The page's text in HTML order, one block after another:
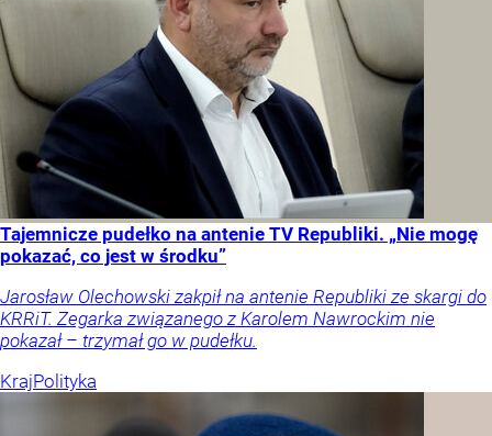
Tajemnicze pudełko na antenie TV Republiki. „Nie mogę
pokazać, co jest w środku”
Jarosław Olechowski zakpił na antenie Republiki ze skargi do
KRRiT. Zegarka związanego z Karolem Nawrockim nie
pokazał – trzymał go w pudełku.
KrajPolityka